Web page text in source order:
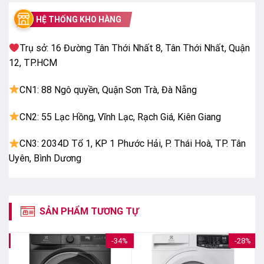
hành êm ái
ngủ của các thành viên gia đình bạn.
Hơn thế, công nghệ EcoInverter còn giúp tiết kiệm lên
tới 30 – 35% lượng điện năng tiêu thụ nên bạn sẽ
HỆ THỐNG KHO HÀNG
Trụ sở: 16 Đường Tân Thới Nhất 8, Tân Thới Nhất, Quận
12, TP.HCM
CN1: 88 Ngô quyền, Quận Sơn Trà, Đà Nẵng
CN2: 55 Lạc Hồng, Vĩnh Lạc, Rạch Giá, Kiên Giang
CN3: 2034D Tổ 1, KP 1 Phước Hải, P. Thái Hoà, TP. Tân
Uyên, Bình Dương
SẢN PHẨM TƯƠNG TỰ
-34% -28%